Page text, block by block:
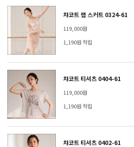
챠코트 랩 스커트 0324-61
119,000원
1,190원 적립
챠코트 티셔츠 0404-61
119,000원
1,190원 적립
챠코트 티셔츠 0402-61